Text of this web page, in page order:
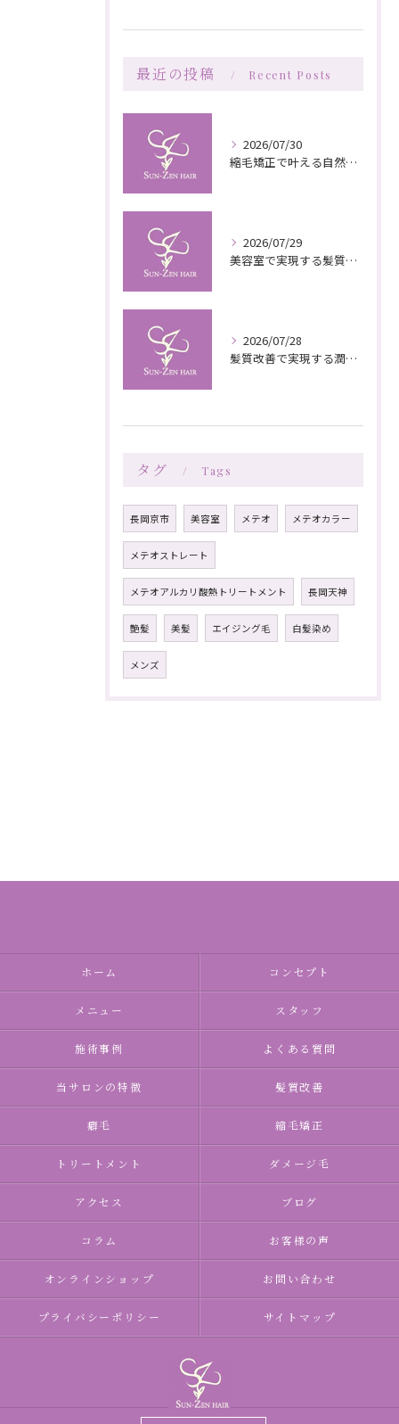
最近の投稿 Recent Posts
2026/07/30
縮毛矯正で叶える自然な艶としなやかさの秘訣
2026/07/29
美容室で実現する髪質改善の栄養補給技術
2026/07/28
髪質改善で実現する潤いと栄養のある美髪ケア
タグ Tags
長岡京市 美容室 メテオ メテオカラー
メテオストレート
メテオアルカリ酸熱トリートメント 長岡天神
艶髪 美髪 エイジング毛 白髪染め
メンズ
ホーム コンセプト
メニュー スタッフ
施術事例 よくある質問
当サロンの特徴 髪質改善
癖毛 縮毛矯正
トリートメント ダメージ毛
アクセス ブログ
コラム お客様の声
オンラインショップ お問い合わせ
プライバシーポリシー サイトマップ